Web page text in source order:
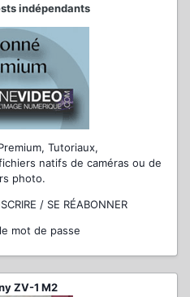
indépendants
Tutoriaux,
natifs de caméras ou de
photo.
/ SE RÉABONNER
mot de passe
ZV-1 M2